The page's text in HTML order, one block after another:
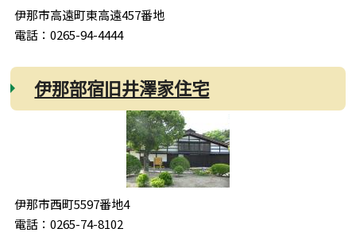
伊那市高遠町東高遠457番地
電話：0265-94-4444
伊那部宿旧井澤家住宅
伊那市西町5597番地4
電話：0265-74-8102